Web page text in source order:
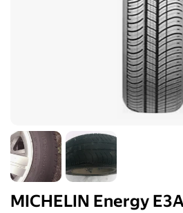
MICHELIN Energy